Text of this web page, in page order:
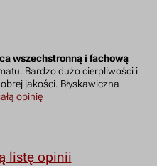
wszechstronną i fachową
Bardzo dużo cierpliwości i
jakości. Błyskawiczna
opinię
listę opinii